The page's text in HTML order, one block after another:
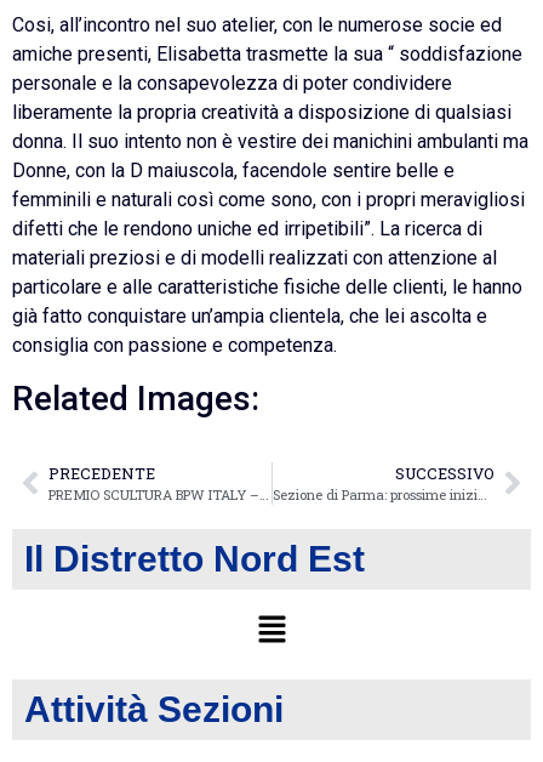
Cosi, all’incontro nel suo atelier, con le numerose socie ed
amiche presenti, Elisabetta trasmette la sua “ soddisfazione
personale e la consapevolezza di poter condividere
liberamente la propria creatività a disposizione di qualsiasi
donna. Il suo intento non è vestire dei manichini ambulanti ma
Donne, con la D maiuscola, facendole sentire belle e
femminili e naturali così come sono, con i propri meravigliosi
difetti che le rendono uniche ed irripetibili”. La ricerca di
materiali preziosi e di modelli realizzati con attenzione al
particolare e alle caratteristiche fisiche delle clienti, le hanno
già fatto conquistare un’ampia clientela, che lei ascolta e
consiglia con passione e competenza.
Related Images:
PRECEDENTE SUCCESSIVO
Il Distretto Nord Est
Attività Sezioni